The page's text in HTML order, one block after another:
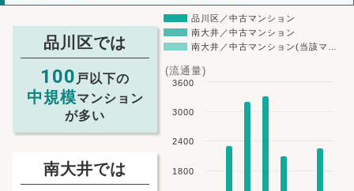
品川区では
100 戸以下の
中規模マンション
が多い
南大井では
(流通量)
品川区／中古マンション
南大井／中古マンション
南大井／中古マンション(当該マ…
1800
2400
3000
3600